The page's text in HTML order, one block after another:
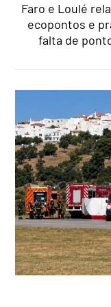
Faro e Loulé
ecopontos e
falta de